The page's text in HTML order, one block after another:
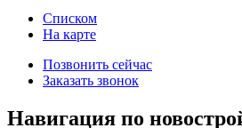
Списком
На карте
Позвонить сейчас
Заказать звонок
Навигация по